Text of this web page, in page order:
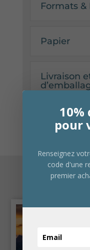
Formats
Papier
Livraison
10%
pour
Renseignez
code d'une
premier